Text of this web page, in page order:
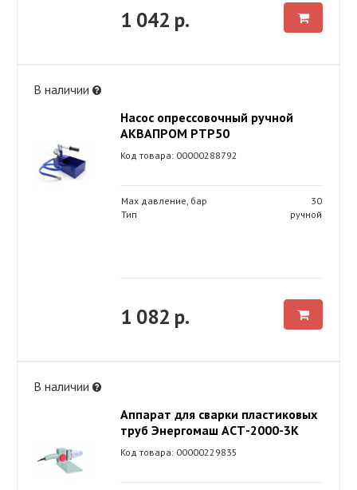
1 042 р.
В наличии
Насос опрессовочный ручной
АКВАПРОМ РТР50
Код товара: 00000288792
Max давление, бар
30
Тип
ручной
1 082 р.
В наличии
Аппарат для сварки пластиковых
труб Энергомаш АСТ-2000-3К
Код товара: 00000229835